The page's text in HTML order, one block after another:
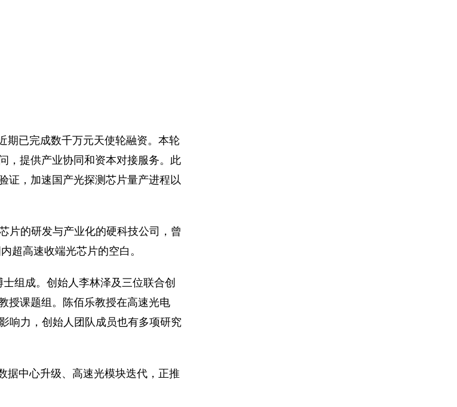
期已完成数千万元天使轮融资。本轮
，提供产业协同和资本对接服务。此
证，加速国产光探测芯片量产进程以
片的研发与产业化的硬科技公司，曾
超高速收端光芯片的空白。
组成。创始人李林泽及三位联合创
课题组。陈佰乐教授在高速光电
响力，创始人团队成员也有多项研究
据中心升级、高速光模块迭代，正推